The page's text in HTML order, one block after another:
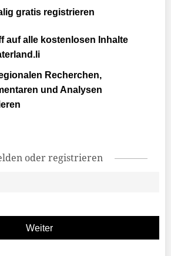
gratis registrieren
auf alle kostenlosen Inhalte
Recherchen,
und Analysen
oder registrieren